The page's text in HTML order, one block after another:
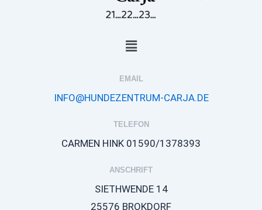
MENÜ
EMAIL
INFO@HUNDEZENTRUM-CARJA.DE
TELEFON
CARMEN HINK 01590/1378393
ANSCHRIFT
SIETHWENDE 14
25576 BROKDORF